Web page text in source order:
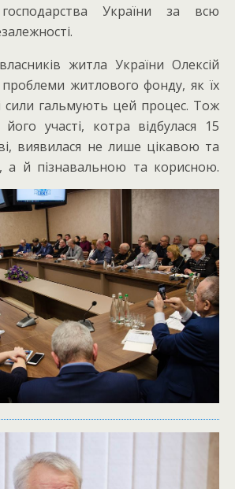
України за всю
житла України Олексій
житлового фонду, як їх
сили гальмують цей процес. Тож
участі, котра відбулася 15
виявилася не лише цікавою та
а й пізнавальною та корисною.